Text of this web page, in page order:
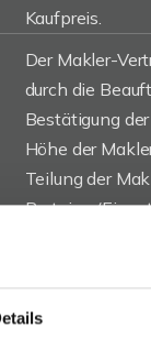
Kaufpreis.
Der Makler-
durch die
Bestätigung
Höhe der
Teilung der
Parteien
den notariell
Kaufvertrages
ist unsere
vermittelnde